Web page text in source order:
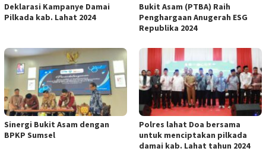
Deklarasi Kampanye Damai
Pilkada kab. Lahat 2024
Bukit Asam (PTBA) Raih
Penghargaan Anugerah ESG
Republika 2024
Sinergi Bukit Asam dengan
BPKP Sumsel
Polres lahat Doa bersama
untuk menciptakan pilkada
damai kab. Lahat tahun 2024